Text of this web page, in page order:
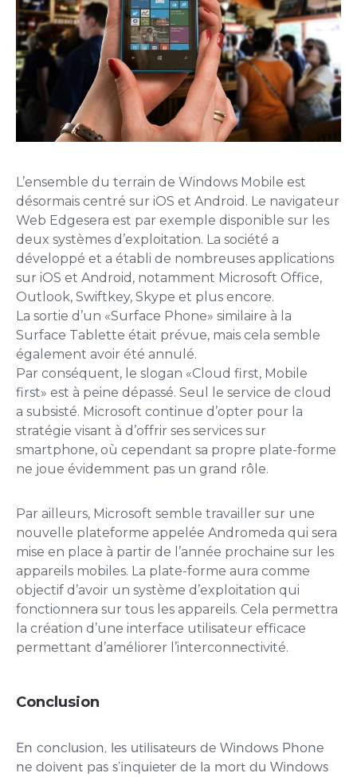
L’ensemble du terrain de Windows Mobile est
désormais centré sur iOS et Android. Le navigateur
Web Edgesera est par exemple disponible sur les
deux systèmes d’exploitation. La société a
développé et a établi de nombreuses applications
sur iOS et Android, notamment Microsoft Office,
Outlook, Swiftkey, Skype et plus encore.
La sortie d’un «Surface Phone» similaire à la
Surface Tablette était prévue, mais cela semble
également avoir été annulé.
Par conséquent, le slogan «Cloud first, Mobile
first» est à peine dépassé. Seul le service de cloud
a subsisté. Microsoft continue d’opter pour la
stratégie visant à d’offrir ses services sur
smartphone, où cependant sa propre plate-forme
ne joue évidemment pas un grand rôle.
Par ailleurs, Microsoft semble travailler sur une
nouvelle plateforme appelée Andromeda qui sera
mise en place à partir de l’année prochaine sur les
appareils mobiles. La plate-forme aura comme
objectif d’avoir un système d’exploitation qui
fonctionnera sur tous les appareils. Cela permettra
la création d’une interface utilisateur efficace
permettant d’améliorer l’interconnectivité.
Conclusion
En conclusion, les utilisateurs de Windows Phone
ne doivent pas s’inquieter de la mort du Windows